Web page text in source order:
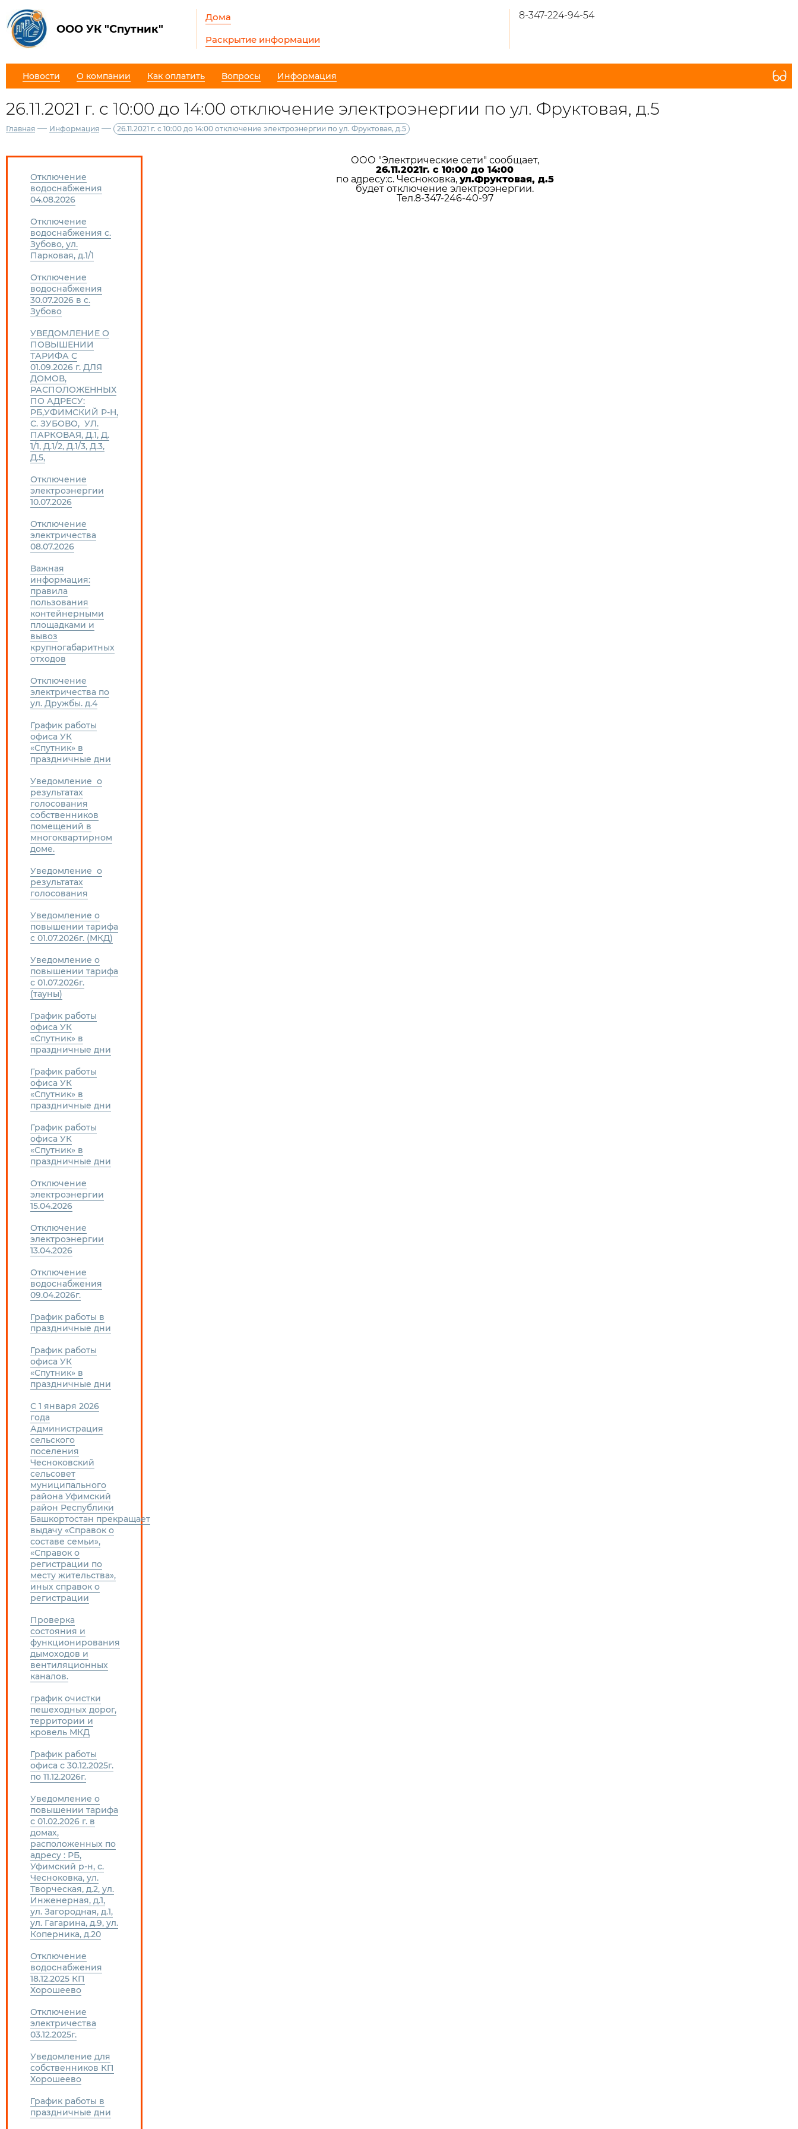
ООО УК "Спутник"
Дома
Раскрытие информации
8-347-224-94-54
Новости О компании Как оплатить Вопросы Информация
26.11.2021 г. с 10:00 до 14:00 отключение электроэнергии по ул. Фруктовая, д.5
Главная — Информация — 26.11.2021 г. с 10:00 до 14:00 отключение электроэнергии по ул. Фруктовая, д.5
Отключение
водоснабжения
04.08.2026
Отключение
водоснабжения с.
Зубово, ул.
Парковая, д.1/1
Отключение
водоснабжения
30.07.2026 в с.
Зубово
УВЕДОМЛЕНИЕ О
ПОВЫШЕНИИ
ТАРИФА С
01.09.2026 г. ДЛЯ
ДОМОВ,
РАСПОЛОЖЕННЫХ
ПО АДРЕСУ:
РБ,УФИМСКИЙ Р-Н,
С. ЗУБОВО, УЛ.
ПАРКОВАЯ, Д.1, Д.
1/1, Д.1/2, Д.1/3, Д.3,
Д.5,
Отключение
электроэнергии
10.07.2026
Отключение
электричества
08.07.2026
Важная
информация:
правила
пользования
контейнерными
площадками и
вывоз
крупногабаритных
отходов
Отключение
электричества по
ул. Дружбы. д.4
График работы
офиса УК
«Спутник» в
праздничные дни
Уведомление о
результатах
голосования
собственников
помещений в
многоквартирном
доме.
Уведомление о
результатах
голосования
Уведомление о
повышении тарифа
с 01.07.2026г. (МКД)
Уведомление о
повышении тарифа
с 01.07.2026г.
(тауны)
График работы
офиса УК
«Спутник» в
праздничные дни
График работы
офиса УК
«Спутник» в
праздничные дни
График работы
офиса УК
«Спутник» в
праздничные дни
Отключение
электроэнергии
15.04.2026
Отключение
электроэнергии
13.04.2026
Отключение
водоснабжения
09.04.2026г.
График работы в
праздничные дни
График работы
офиса УК
«Спутник» в
праздничные дни
С 1 января 2026
года
Администрация
сельского
поселения
Чесноковский
сельсовет
муниципального
района Уфимский
район Республики
Башкортостан прекращает
выдачу «Справок о
составе семьи»,
«Справок о
регистрации по
месту жительства»,
иных справок о
регистрации
Проверка
состояния и
функционирования
дымоходов и
вентиляционных
каналов.
график очистки
пешеходных дорог,
территории и
кровель МКД
График работы
офиса с 30.12.2025г.
по 11.12.2026г.
Уведомление о
повышении тарифа
с 01.02.2026 г. в
домах,
расположенных по
адресу : РБ,
Уфимский р-н, с.
Чесноковка, ул.
Творческая, д.2, ул.
Инженерная, д.1,
ул. Загородная, д.1,
ул. Гагарина, д.9, ул.
Коперника, д.20
Отключение
водоснабжения
18.12.2025 КП
Хорошеево
Отключение
электричества
03.12.2025г.
Уведомление для
собственников КП
Хорошеево
График работы в
праздничные дни
ООО "Электрические сети" сообщает,
26.11.2021г. с 10:00 до 14:00
по адресу:с. Чесноковка, ул.Фруктовая, д.5
будет отключение электроэнергии.
Тел.8-347-246-40-97